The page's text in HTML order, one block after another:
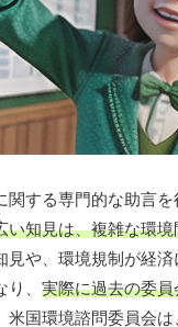
する専門的な助言
い知見は、複雑な環
や、環境規制が経
、 実際に過去の委
米国環境諮問委員会